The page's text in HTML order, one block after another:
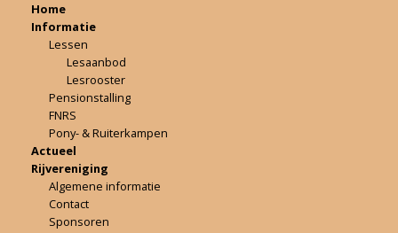
Home
Informatie
Lessen
Lesaanbod
Lesrooster
Pensionstalling
FNRS
Pony- & Ruiterkampen
Actueel
Rijvereniging
Algemene informatie
Contact
Sponsoren